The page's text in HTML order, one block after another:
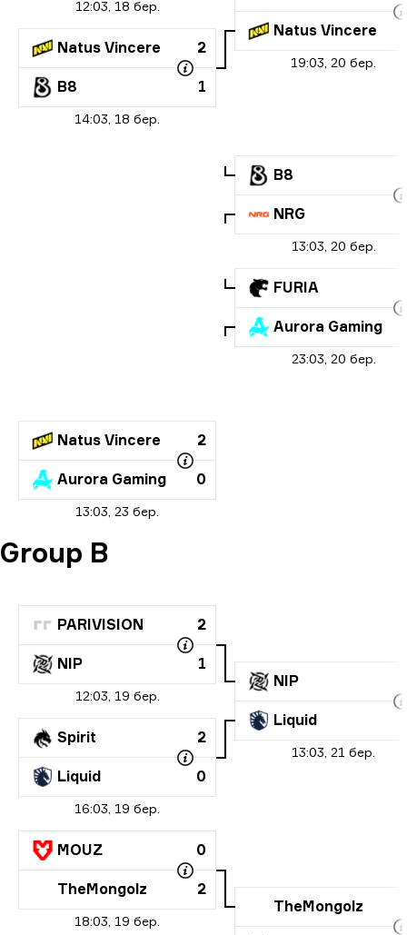
12:03, 18 бер.
14:03, 18 бер.
Natus Vincere 2
B8 1
19:03, 20 бер.
Natus Vincere
13:03, 20 бер.
B8
NRG
23:03, 20 бер.
FURIA
Aurora Gaming
13:03, 23 бер.
Natus Vincere 2
Aurora Gaming 0
Group B
12:03, 19 бер.
PARIVISION 2
NIP 1
16:03, 19 бер.
Spirit 2
Liquid 0
18:03, 19 бер.
MOUZ 0
TheMongolz 2
13:03, 21 бер.
NIP
Liquid
TheMongolz